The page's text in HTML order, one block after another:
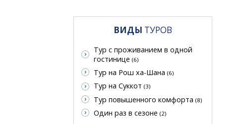
ВИДЫ ТУРОВ
Тур с проживанием в одной
гостинице (6)
Тур на Рош ха-Шана (6)
Тур на Суккот (3)
Тур повышенного комфорта (8)
Один раз в сезоне (2)